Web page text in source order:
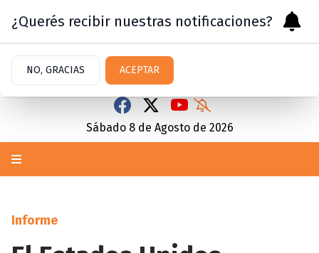
Sábado 8 de Agosto de 2026
Informe
¿Querés recibir nuestras notificaciones?
NO, GRACIAS ACEPTAR